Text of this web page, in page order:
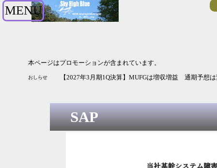
MENU
本ページはプロモーションが含まれています。
おしらせ 【2027年3月期1Q決算】MUFGは増収増益 通期予想
SAP